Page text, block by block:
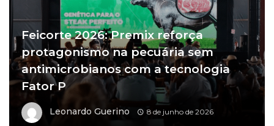
Feicorte 2026: Premix reforça
protagonismo na pecuária sem
antimicrobianos com a tecnologia
Fator P
Leonardo Guerino 8 de junho de 2026